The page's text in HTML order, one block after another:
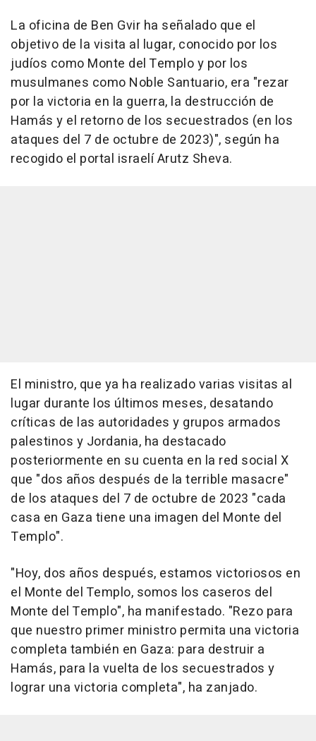
La oficina de Ben Gvir ha señalado que el
objetivo de la visita al lugar, conocido por los
judíos como Monte del Templo y por los
musulmanes como Noble Santuario, era "rezar
por la victoria en la guerra, la destrucción de
Hamás y el retorno de los secuestrados (en los
ataques del 7 de octubre de 2023)", según ha
recogido el portal israelí Arutz Sheva.
El ministro, que ya ha realizado varias visitas al
lugar durante los últimos meses, desatando
críticas de las autoridades y grupos armados
palestinos y Jordania, ha destacado
posteriormente en su cuenta en la red social X
que "dos años después de la terrible masacre"
de los ataques del 7 de octubre de 2023 "cada
casa en Gaza tiene una imagen del Monte del
Templo".
"Hoy, dos años después, estamos victoriosos en
el Monte del Templo, somos los caseros del
Monte del Templo", ha manifestado. "Rezo para
que nuestro primer ministro permita una victoria
completa también en Gaza: para destruir a
Hamás, para la vuelta de los secuestrados y
lograr una victoria completa", ha zanjado.